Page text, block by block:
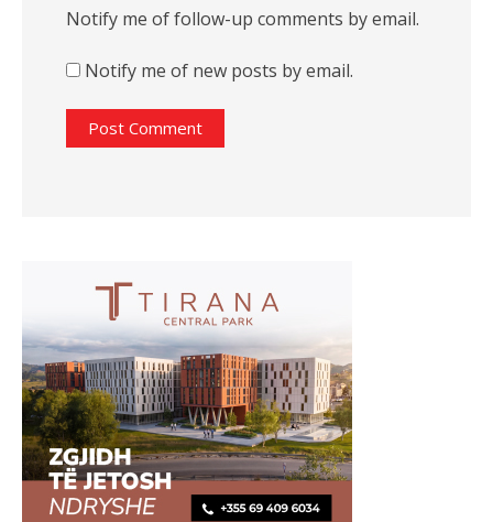
Notify me of follow-up comments by email.
Notify me of new posts by email.